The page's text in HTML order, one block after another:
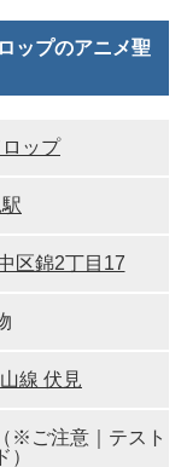
ップのアニメ聖
ップ
区錦2丁目17
線 伏見
（※ご注意｜テスト
）